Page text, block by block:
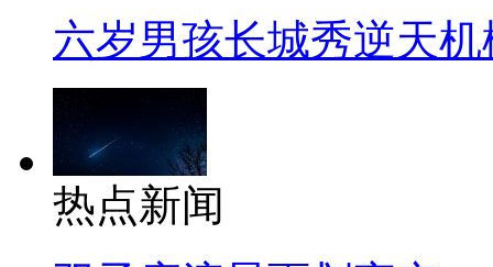
六岁男孩长城秀逆天机
热点新闻